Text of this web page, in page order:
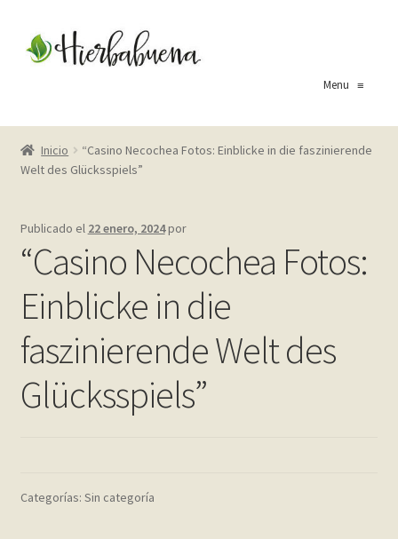
aal
Menu≡
Inicio
About Us
Blog
Carrito
Cart
Checkout
Contact
Frequently Questions
Inicio
“Casino Necochea Fotos: Einblicke in die faszinierende
Welt des Glücksspiels”
Publicado el 22 enero, 2024por
“Casino Necochea Fotos:
Einblicke in die
faszinierende Welt des
Glücksspiels”
Categorías: Sin categoría